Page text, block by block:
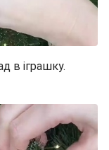
в іграшку.